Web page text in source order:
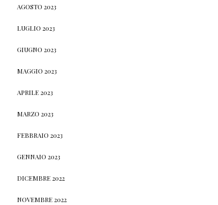
AGOSTO 2023
LUGLIO 2023
GIUGNO 2023
MAGGIO 2023
APRILE 2023
MARZO 2023
FEBBRAIO 2023
GENNAIO 2023
DICEMBRE 2022
NOVEMBRE 2022